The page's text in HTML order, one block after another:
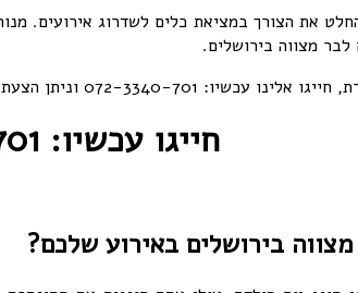
את הצורך במציאת כלים לשדרוג
מצווה בירושלים.
701 וניתן הצעת מחיר משתלמת!
חייגו עכשיו: 072-3340-701
בירושלים באירוע שלכם?